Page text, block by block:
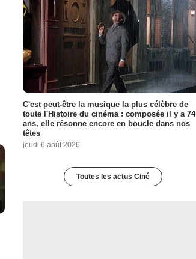
C'est peut-être la musique la plus célèbre de
toute l'Histoire du cinéma : composée il y a 74
ans, elle résonne encore en boucle dans nos
têtes
jeudi 6 août 2026
Toutes les actus Ciné